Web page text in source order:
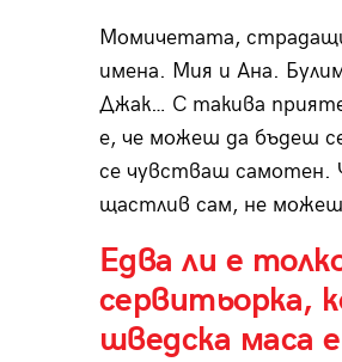
Момичетата,
имена. Мия и Ана.
Джак… С такива
е, че можеш да бъдеш
се чувстваш самотен.
щастлив сам, не
Едва ли е
сервитьорка,
шведска маса